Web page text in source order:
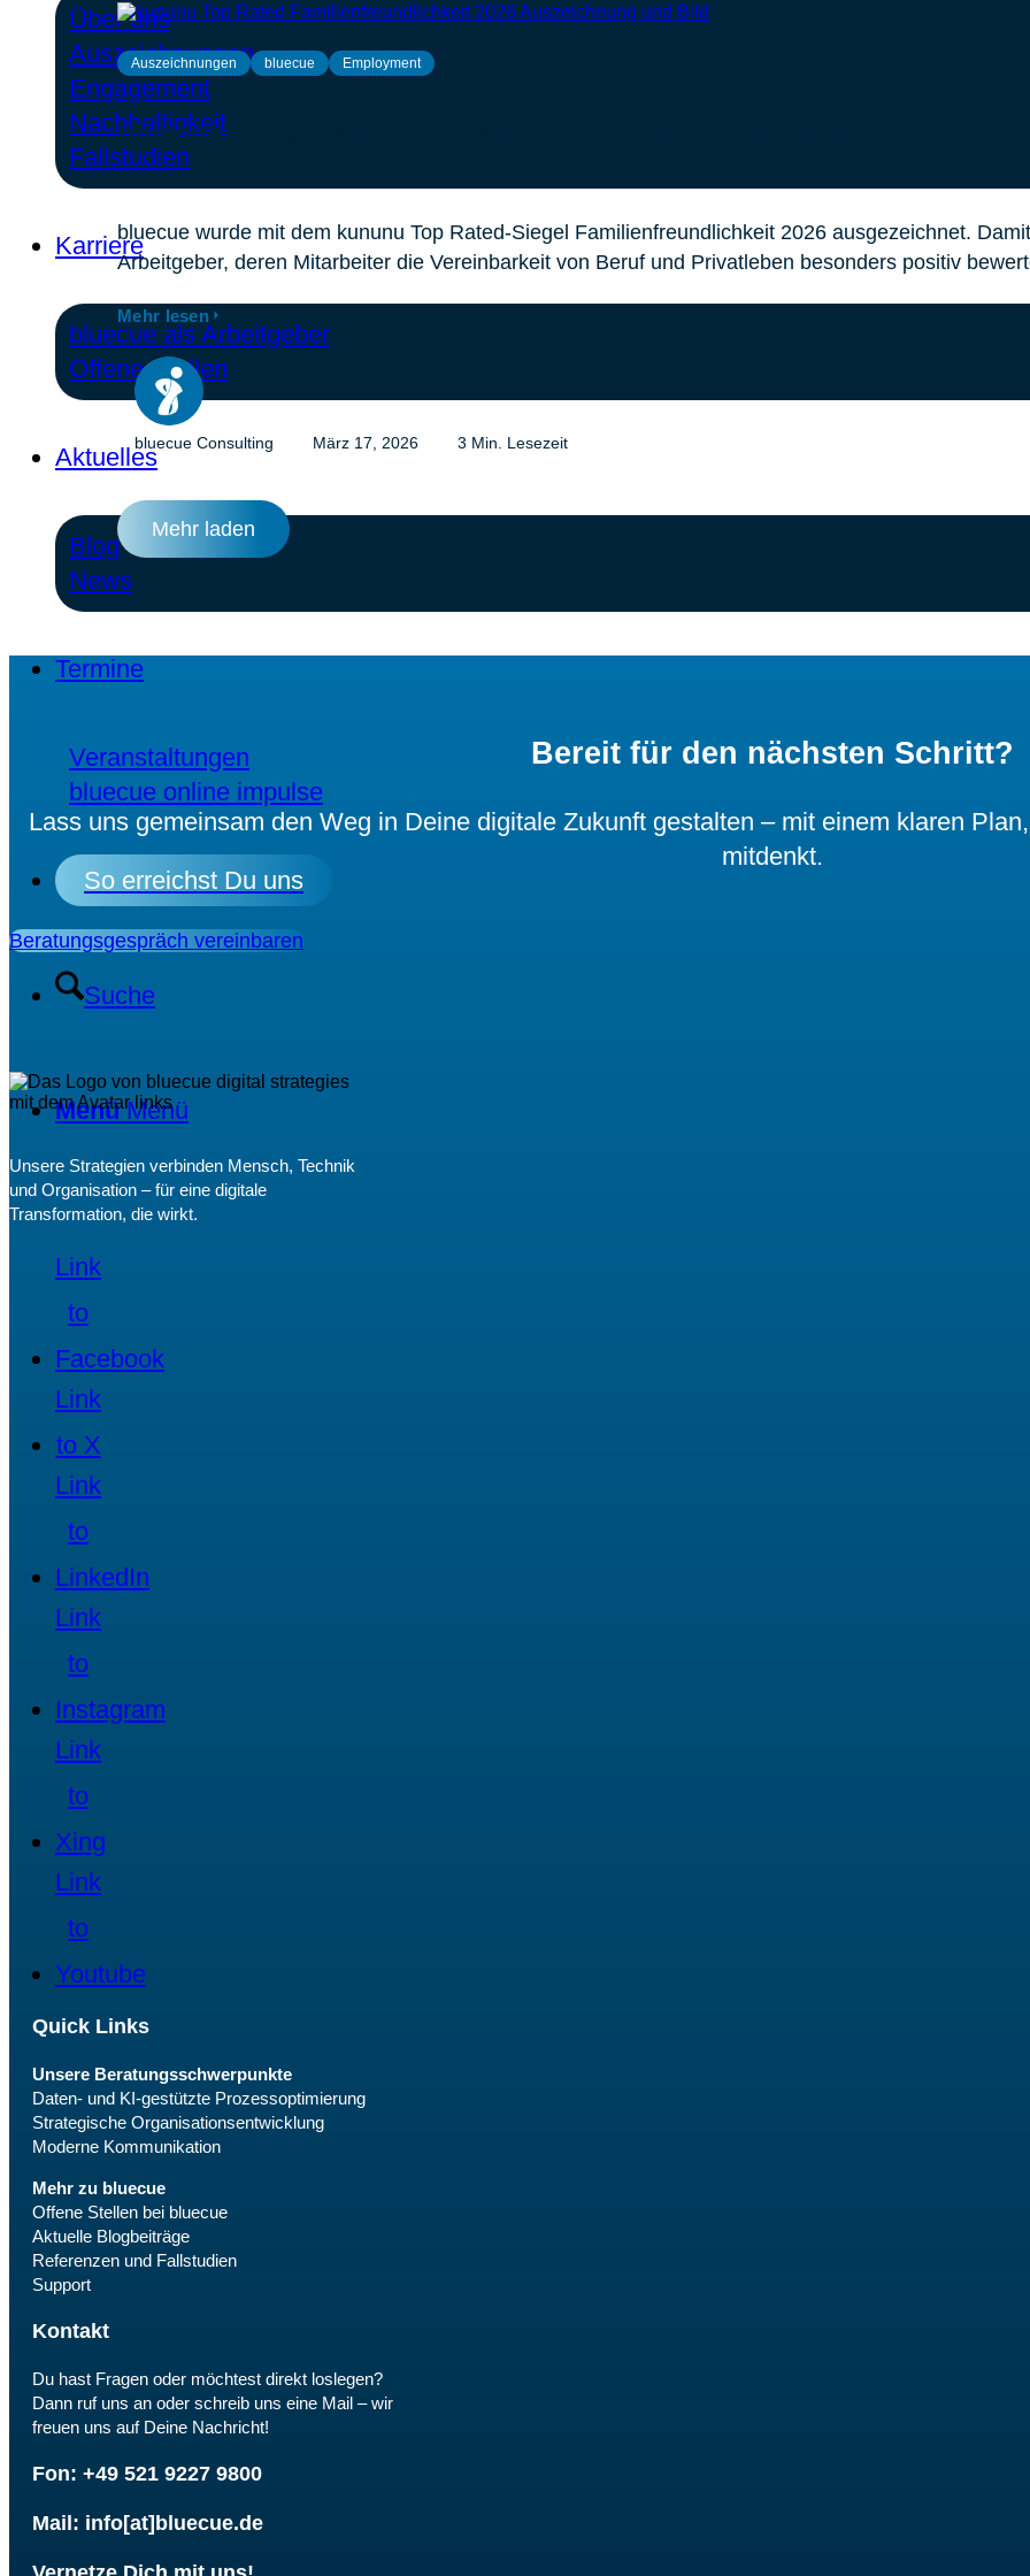
Über uns
Auszeichnungen
Engagement
Nachhaltigkeit
Fallstudien
Karriere
bluecue als Arbeitgeber
Offene Stellen
Aktuelles
Blog
News
Termine
Veranstaltungen
bluecue online impulse
So erreichst Du uns
Suche
Menü Menü
Auszeichnungen bluecue Employment
bluecue erhält kununu Top Rated-Siegel Familienfreundlichkeit 2026
bluecue wurde mit dem kununu Top Rated-Siegel Familienfreundlichkeit 2026 ausgezeichnet.
Arbeitgeber, deren Mitarbeiter die Vereinbarkeit von Beruf und Privatleben besonders positiv
Mehr lesen
bluecue Consulting März 17, 2026 3 Min. Lesezeit
Mehr laden
Bereit für den nächsten Schritt?
Lass uns gemeinsam den Weg in Deine digitale Zukunft gestalten – mit einem klaren
mitdenkt.
Beratungsgespräch vereinbaren
Unsere Strategien verbinden Mensch, Technik
und Organisation – für eine digitale
Transformation, die wirkt.
Link
to
Facebook
Link
to X
Link
to
LinkedIn
Link
to
Instagram
Link
to
Xing
Link
to
Youtube
Quick Links
Unsere Beratungsschwerpunkte
Daten- und KI-gestützte Prozessoptimierung
Strategische Organisationsentwicklung
Moderne Kommunikation
Mehr zu bluecue
Offene Stellen bei bluecue
Aktuelle Blogbeiträge
Referenzen und Fallstudien
Support
Kontakt
Du hast Fragen oder möchtest direkt loslegen?
Dann ruf uns an oder schreib uns eine Mail – wir
freuen uns auf Deine Nachricht!
Fon: +49 521 9227 9800
Mail: info[at]bluecue.de